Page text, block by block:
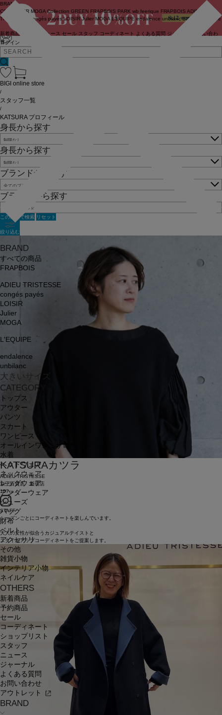
ログイン
BRAND
COUTURIER MOGA Collection GREEN FRAPBOIS PARK wb feerique FRAPBOIS ADIEU
TRISTESSE
congés payés LOISIR Julier MOGA L'EQUIPE endalence unbilanc BIGI online store
新着商品 ニュース セール スタッフ コーディネート よくある質問 ジャーナル
お問い合わ
せ
BRAND
すべての商品
FRAPBOIS
ADIEU TRISTESSE
congés payés
LOISIR
Julier
MOGA
L'EQUIPE
endalence
unbilanc
大きいサイズ
CATEGORY
トップス
アウター
パンツ
スカート
ワンピース
オールインワン・サロペット
水着
ヘッドウェア
ネックウェア
レッグウェア
アンダーウェア
シューズ
バッグ
財布
ベルト
アクセサリ
その他
雑貨小物
インテリア小物
ネイルケア
OTHERS
新着商品
予約商品
セール
コーディネート
ショップリスト
スタッフ
ニュース
ジャーナル
よくある質問
お問い合わせ
アウトレット
BRAND
BIGI online store
/
スタッフ一覧
/
KATSURA プロフィール
身長から探す
身長から探す
ブランドから探す
ブランドから探す
この条件で検索 リセット
絞り込む
KATSURAカツラ
ADIEU TRISTESSE
京王百貨店 新宿店
157㎝
STAFF
シーズンごとにコーディネートを楽しんでいます。
大人の女性が似合うカジュアルテイストと
スタイルアップコーディネートをご提案します。